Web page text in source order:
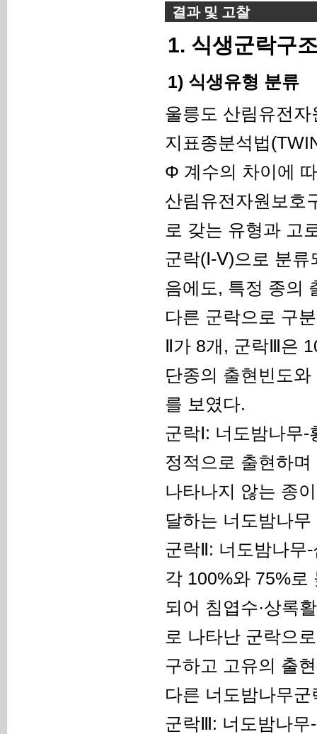
결과 및 고찰
1. 식생군락구
1) 식생유형 분류
울릉도 산림유전
지표종분석법
Φ 계수의 차이에
산림유전자원보호
로 갖는 유형과 고
군락(Ⅰ-Ⅴ)으로 분
음에도, 특정 종의
다른 군락으로 구
Ⅱ가 8개, 군락Ⅲ은
단종의 출현빈도
를 보였다.
군락Ⅰ: 너도밤나무
정적으로 출현하
나타나지 않는 종
달하는 너도밤나
군락Ⅱ: 너도밤나무
각 100%와 75%로
되어 침엽수·상록
로 나타난 군락으
구하고 고유의 출
다른 너도밤나무
군락Ⅲ: 너도밤나무